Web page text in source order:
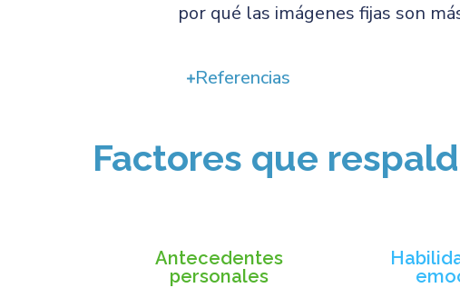
por qué las imágenes fijas son
Referencias
Factores que
Antecedentes
personales